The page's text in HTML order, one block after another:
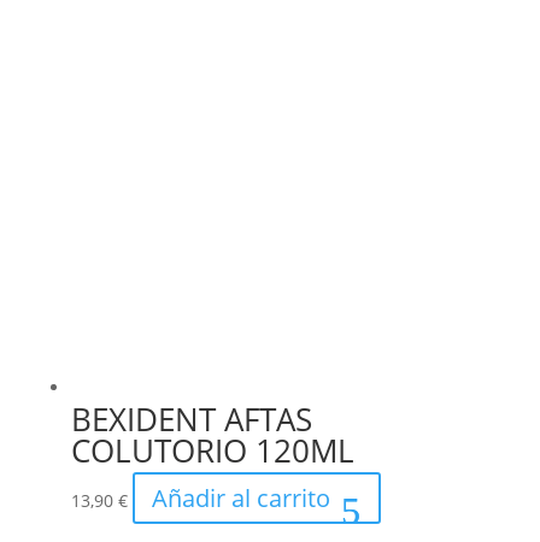
BEXIDENT AFTAS
COLUTORIO 120ML
13,90 € Añadir al carrito